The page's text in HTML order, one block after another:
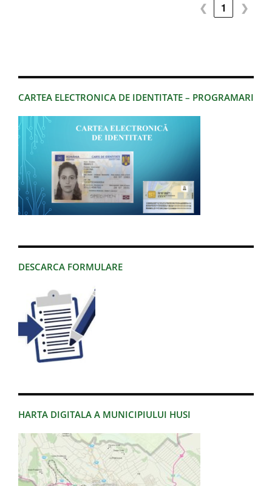
CARTEA ELECTRONICA DE IDENTITATE – PROGRAMARI
DESCARCA FORMULARE
HARTA DIGITALA A MUNICIPIULUI HUSI
❮ 1 ❯